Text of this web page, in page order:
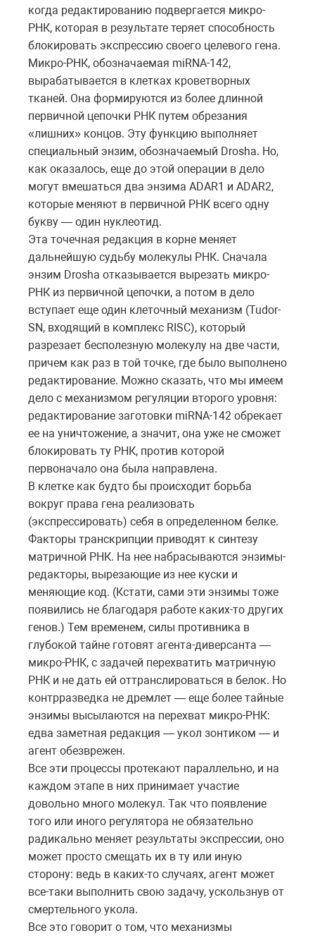
когда редактированию подвергается микро-
РНК, которая в результате теряет способность
блокировать экспрессию своего целевого гена.
Микро-РНК, обозначаемая miRNA-142,
вырабатывается в клетках кроветворных
тканей. Она формируются из более длинной
первичной цепочки РНК путем обрезания
«лишних» концов. Эту функцию выполняет
специальный энзим, обозначаемый Drosha. Но,
как оказалось, еще до этой операции в дело
могут вмешаться два энзима ADAR1 и ADAR2,
которые меняют в первичной РНК всего одну
букву — один нуклеотид.
Эта точечная редакция в корне меняет
дальнейшую судьбу молекулы РНК. Сначала
энзим Drosha отказывается вырезать микро-
РНК из первичной цепочки, а потом в дело
вступает еще один клеточный механизм (Tudor-
SN, входящий в комплекс RISC), который
разрезает бесполезную молекулу на две части,
причем как раз в той точке, где было выполнено
редактирование. Можно сказать, что мы имеем
дело с механизмом регуляции второго уровня:
редактирование заготовки miRNA-142 обрекает
ее на уничтожение, а значит, она уже не сможет
блокировать ту РНК, против которой
первоначало она была направлена.
В клетке как будто бы происходит борьба
вокруг права гена реализовать
(экспрессировать) себя в определенном белке.
Факторы транскрипции приводят к синтезу
матричной РНК. На нее набрасываются энзимы-
редакторы, вырезающие из нее куски и
меняющие код. (Кстати, сами эти энзимы тоже
появились не благодаря работе каких-то других
генов.) Тем временем, силы противника в
глубокой тайне готовят агента-диверсанта —
микро-РНК, с задачей перехватить матричную
РНК и не дать ей оттранслироваться в белок. Но
контрразведка не дремлет — еще более тайные
энзимы высылаются на перехват микро-РНК:
едва заметная редакция — укол зонтиком — и
агент обезврежен.
Все эти процессы протекают параллельно, и на
каждом этапе в них принимает участие
довольно много молекул. Так что появление
того или иного регулятора не обязательно
радикально меняет результаты экспрессии, оно
может просто смещать их в ту или иную
сторону: ведь в каких-то случаях, агент может
все-таки выполнить свою задачу, ускользнув от
смертельного укола.
Все это говорит о том, что механизмы